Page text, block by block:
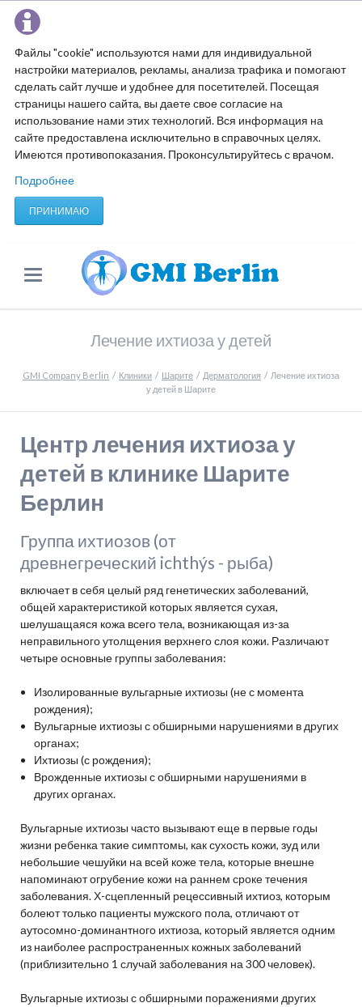
Файлы "cookie" используются нами для индивидуальной
настройки материалов, рекламы, анализа трафика и помогают
сделать сайт лучше и удобнее для посетителей. Посещая
страницы нашего сайта, вы даете свое согласие на
использование нами этих технологий. Вся информация на
сайте предоставлена исключительно в справочных целях.
Имеются противопоказания. Проконсультируйтесь с врачом.
Подробнее
ПРИНИМАЮ
Лечение ихтиоза у детей
GMI Company Berlin Клиники Шарите Дерматология
Лечение ихтиоза
у детей в Шарите
Центр лечения ихтиоза у
детей в клинике Шарите
Берлин
Группа ихтиозов (от
древнегреческий ichthýs - рыба)
включает в себя целый ряд генетических заболеваний,
общей характеристикой которых является сухая,
шелушащаяся кожа всего тела, возникающая из-за
неправильного утолщения верхнего слоя кожи. Различают
четыре основные группы заболевания:
Изолированные вульгарные ихтиозы (не с момента
рождения);
Вульгарные ихтиозы с обширными нарушениями в других
органах;
Ихтиозы (с рождения);
Врожденные ихтиозы с обширными нарушениями в
других органах.
Вульгарные ихтиозы часто вызывают еще в первые годы
жизни ребенка такие симптомы, как сухость кожи, зуд или
небольшие чешуйки на всей коже тела, которые внешне
напоминают огрубение кожи на раннем сроке течения
заболевания. Х-сцепленный рецессивный ихтиоз, которым
болеют только пациенты мужского пола, отличают от
аутосомно-доминантного ихтиоза, который является одним
из наиболее распространенных кожных заболеваний
(приблизительно 1 случай заболевания на 300 человек).
Вульгарные ихтиозы с обширными поражениями других